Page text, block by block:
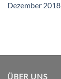
Dezember 2018
ÜBER UNS